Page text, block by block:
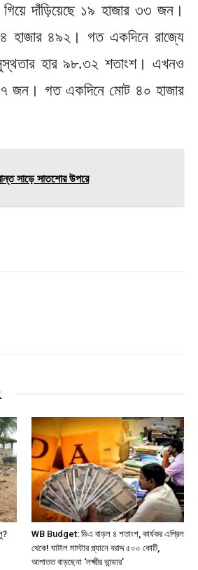
দাঁড়িয়েছে ১৯ হাজার ৩৩ জন।
হাজার ৪৯২। গত একদিনে রাজ্যে
হার ৯৮.৩২ শতাংশ। এখনও
জন। গত একদিনে মোট ৪০ হাজার
সাড়ে সাতশোর উপরে
WB Budget: ডিএ বাড়ল ৪ শতাংশ, কার্যকর এপ্রিল
থেকে! ঘাটাল মাস্টার প্ল্যানে বরাদ্দ ৫০০ কোটি,
আপাতত বাড়ছেনা ‘লক্ষ্মীর ভান্ডার’